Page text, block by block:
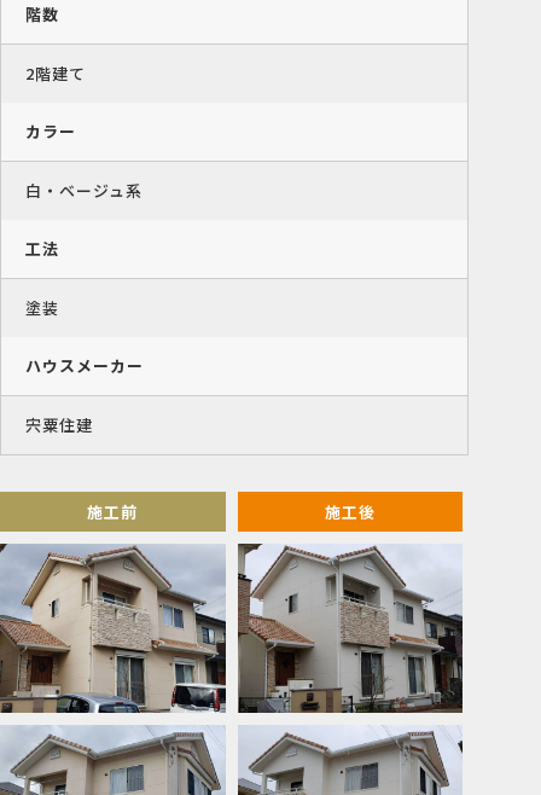
階数
2階建て
カラー
白・ベージュ系
工法
塗装
ハウスメーカー
宍粟住建
施工前 施工後